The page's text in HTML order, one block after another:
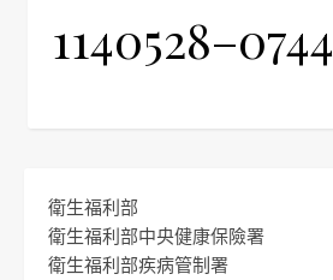
1140528–0744
衛生福利部
衛生福利部中央健康保險署
衛生福利部疾病管制署